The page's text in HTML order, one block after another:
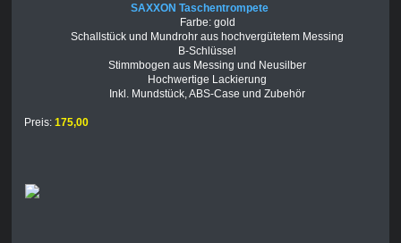
SAXXON Taschentrompete
Farbe: gold
Schallstück und Mundrohr aus hochvergütetem Messing
B-Schlüssel
Stimmbogen aus Messing und Neusilber
Hochwertige Lackierung
Inkl. Mundstück, ABS-Case und Zubehör
Preis: 175,00